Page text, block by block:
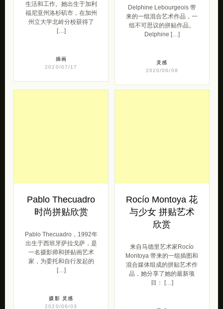
生活和工作。她出生于加利
福尼亚州洛杉矶市，在加州
州立大学北岭分校获得了
[…]
插画
2020/07/17
Delphine Lebourgeois 带
来的一组混合艺术作品，一
组不可思议的拼贴作品。
Delphine […]
灵感
2020/06/08
Pablo Thecuadro
时尚拼贴欣赏
Pablo Thecuadro，1992年
出生于西班牙萨拉戈萨，是
一名摄影师和拼贴画艺术
家，为委托和自行发起的
[…]
摄影 灵感
2020/06/03
Rocío Montoya 花
与少女 拼贴艺术
欣赏
来自马德里艺术家Rocío
Montoya 带来的一组插图和
混合媒体组成的拼贴艺术作
品，她分享了她的最新项
目： […]